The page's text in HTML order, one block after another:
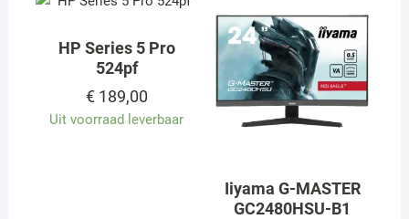
HP Series 5 Pro
524pf
€189,00
Uit voorraad leverbaar
Iiyama G-MASTER
GC2480HSU-B1